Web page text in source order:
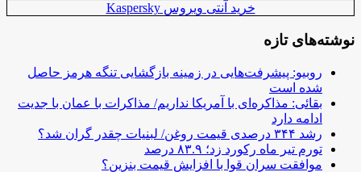
خرید آنتی ویروس Kaspersky
نوشته‌های تازه
روبیو: پیشرفت‌هایی در زمینه بازگشایی تنگه هرمز حاصل
شده است
بقائی: مذاکره‌ای با آمریکا نداریم/ مذاکرات با عمان با جدیت
ادامه دارد
رشد ۳۴۴ درصدی قیمت روغن/ لبنیات چقدر گران شد؟
تورم تیر ماه رکورد زد؛ ۸۳.۹ درصد
موافقت سران قوا با افزایش قیمت بنزین؟